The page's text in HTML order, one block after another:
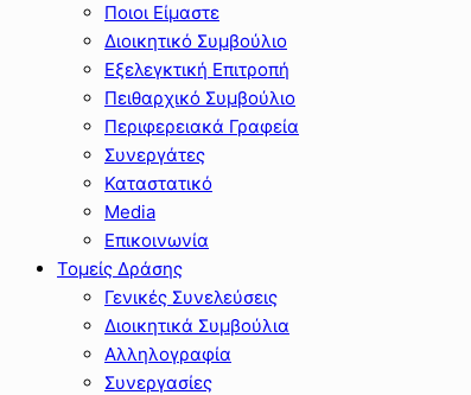
Ποιοι Είμαστε
Διοικητικό Συμβούλιο
Εξελεγκτική Επιτροπή
Πειθαρχικό Συμβούλιο
Περιφερειακά Γραφεία
Συνεργάτες
Καταστατικό
Media
Επικοινωνία
Τομείς Δράσης
Γενικές Συνελεύσεις
Διοικητικά Συμβούλια
Αλληλογραφία
Συνεργασίες